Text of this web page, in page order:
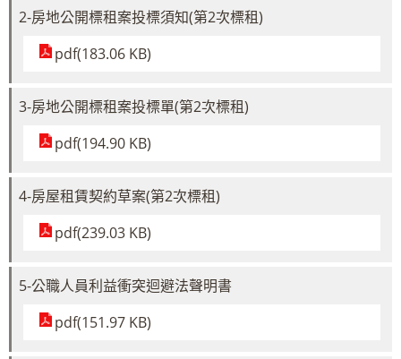
2-房地公開標租案投標須知(第2次標租)
pdf(183.06 KB)
3-房地公開標租案投標單(第2次標租)
pdf(194.90 KB)
4-房屋租賃契約草案(第2次標租)
pdf(239.03 KB)
5-公職人員利益衝突迴避法聲明書
pdf(151.97 KB)